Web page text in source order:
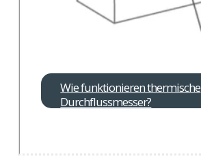
Wie funktionieren thermische
Durchflussmesser?